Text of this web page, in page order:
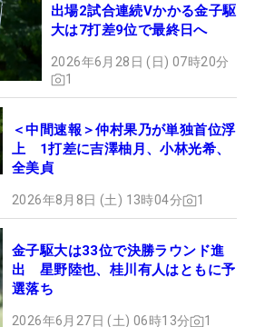
出場2試合連続Vかかる金子駆
大は7打差9位で最終日へ
2026年6月28日 (日) 07時20分
1
＜中間速報＞仲村果乃が単独首位浮
上 1打差に吉澤柚月、小林光希、
全美貞
2026年8月8日 (土) 13時04分 1
金子駆大は33位で決勝ラウンド進
出 星野陸也、桂川有人はともに予
選落ち
2026年6月27日 (土) 06時13分 1